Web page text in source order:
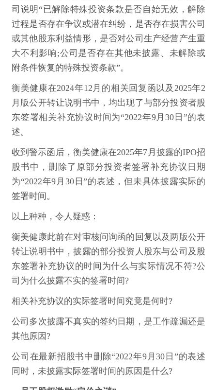
司说明“已解除特殊投资条款是否自始无效，解除
过程是否存在争议或潜在纠纷，是否存在损害公司
或其他股东利益情形，是否对公司生产经营产生重
大不利影响;公司是否存在其他未披露、未解除或
附条件恢复的特殊投资条款”。
衡美健康在2024年12月的相关回复函以及2025年2
月版公开转让说明书中，均出现了与部分投资者股
东签署相关补充协议时间为“2022年9月30日”的表
述。
收到警示函后，衡美健康在2025年7月披露的IPO招
股书中，删除了原部分投资者签署补充协议日期
为“2022年9月30日”的表述，但未具体披露实际的
签署时间。
以上种种，令人疑惑：
衡美健康此前在对审核问询函的回复以及两版公开
转让说明书中，披露的部分投资人股东与公司及股
东签署补充协议的时间为什么与实际情况不符?公
司为什么披露不实的签署时间?
相关补充协议的实际签署时间究竟是何时?
公司多次披露不真实的签约日期，是工作疏漏还是
其他原因?
公司在最新招股书中删除“2022年9月30日”的表述
同时，未披露实际签署时间的原因是什么?